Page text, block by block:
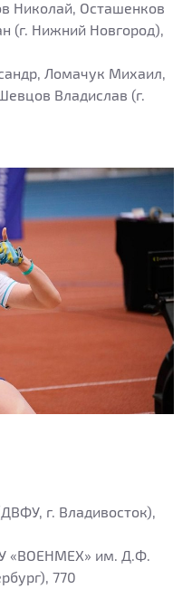
Николай, Осташенков
(г. Нижний Новгород),
Ломачук Михаил,
Владислав (г.
г. Владивосток),
«ВОЕНМЕХ» им. Д.Ф.
770